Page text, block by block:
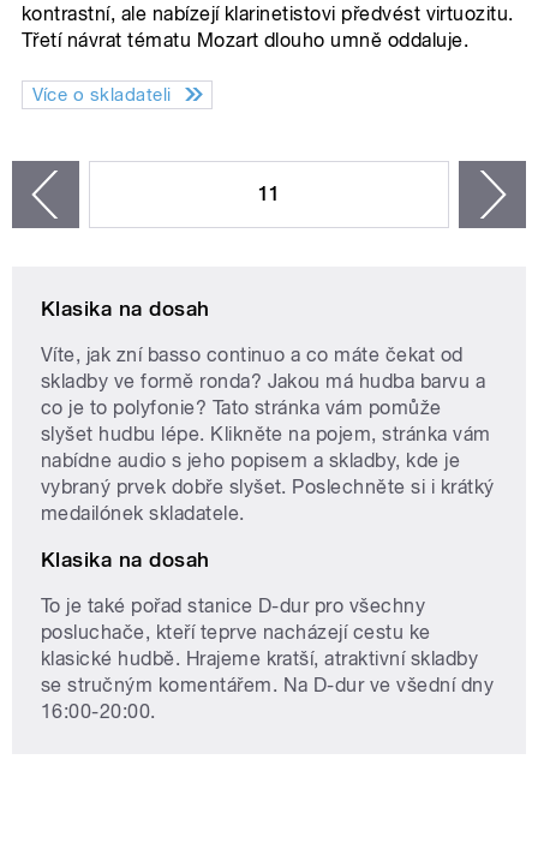
kontrastní, ale nabízejí klarinetistovi předvést virtuozitu.
Třetí návrat tématu Mozart dlouho umně oddaluje.
Více o skladateli
11
Klasika na dosah
Víte, jak zní basso continuo a co máte čekat od
skladby ve formě ronda? Jakou má hudba barvu a
co je to polyfonie? Tato stránka vám pomůže
slyšet hudbu lépe. Klikněte na pojem, stránka vám
nabídne audio s jeho popisem a skladby, kde je
vybraný prvek dobře slyšet. Poslechněte si i krátký
medailónek skladatele.
Klasika na dosah
To je také pořad stanice D-dur pro všechny
posluchače, kteří teprve nacházejí cestu ke
klasické hudbě. Hrajeme kratší, atraktivní skladby
se stručným komentářem. Na D-dur ve všední dny
16:00-20:00.